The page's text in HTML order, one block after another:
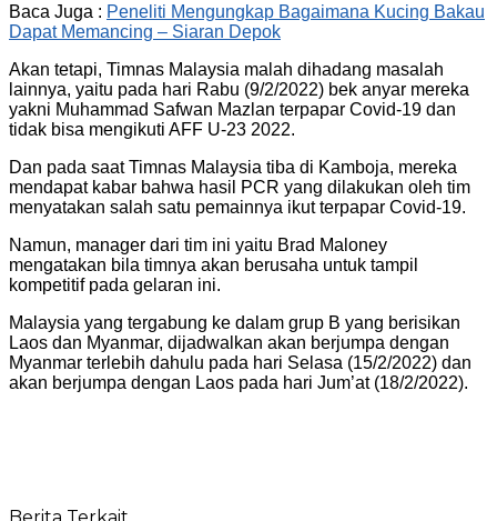
Baca Juga : Peneliti Mengungkap Bagaimana Kucing Bakau
Dapat Memancing – Siaran Depok
Akan tetapi, Timnas Malaysia malah dihadang masalah
lainnya, yaitu pada hari Rabu (9/2/2022) bek anyar mereka
yakni Muhammad Safwan Mazlan terpapar Covid-19 dan
tidak bisa mengikuti AFF U-23 2022.
Dan pada saat Timnas Malaysia tiba di Kamboja, mereka
mendapat kabar bahwa hasil PCR yang dilakukan oleh tim
menyatakan salah satu pemainnya ikut terpapar Covid-19.
Namun, manager dari tim ini yaitu Brad Maloney
mengatakan bila timnya akan berusaha untuk tampil
kompetitif pada gelaran ini.
Malaysia yang tergabung ke dalam grup B yang berisikan
Laos dan Myanmar, dijadwalkan akan berjumpa dengan
Myanmar terlebih dahulu pada hari Selasa (15/2/2022) dan
akan berjumpa dengan Laos pada hari Jum’at (18/2/2022).